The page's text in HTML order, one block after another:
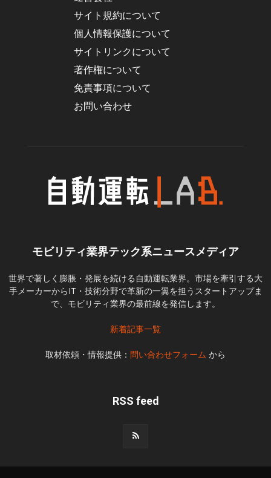
サイト規約について
個人情報保護について
サイトリンクについて
著作権について
免責事項について
お問い合わせ
モビリティ業界テック系ニュースメディア
世界で著しく膨脹・発展を続ける自動運転業界。市場を牽引する大
手メーカーからIT・技術分野で革新の一翼を担うスタートアップま
で、モビリティ業界の最前線を発信します。
新着記事一覧
取材依頼・情報提供： 問い合わせフォーム から
RSS feed